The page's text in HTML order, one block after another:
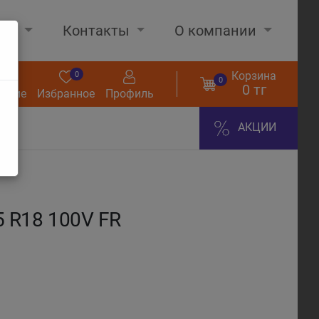
Контакты О компании
Избранное
0
Профиль
0 Корзина
0 тг
АКЦИИ
100V FR